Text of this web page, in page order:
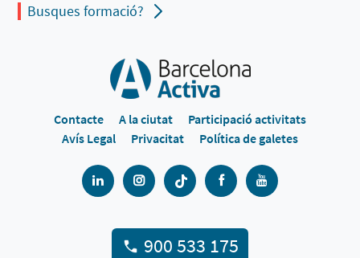
Busques formació?
Contacte A la ciutat
Participació activitats
Avís Legal
Privacitat Política de galetes
900 533 175